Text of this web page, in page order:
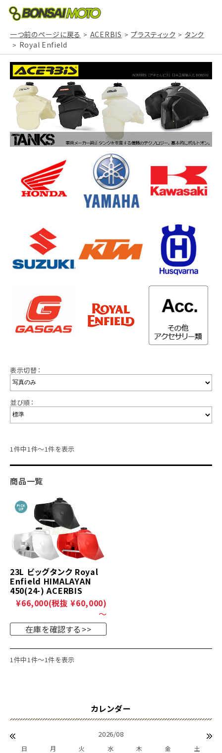
一つ前のページに戻る ACERBIS プラスティック
タンク
Royal Enfield
表示切替：
並び順：
1件中1件～1件を表示
商品一覧
23L ビッグタンク Royal
Enfield HIMALAYAN
450(24-) ACERBIS
¥66,000(税抜 ¥60,000)
～
在庫を確認する
1件中1件～1件を表示
2026/08
日 月 火 水 木 金
土